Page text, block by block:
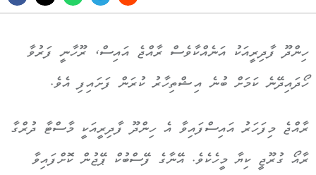
ހިންދޫ ފާދިރީއަކު އަނެއްކާވެސް ރާއްޖެ އައިސް، ރޫހާނީ ފަރުވާ
ހޯދައިދޭނެ ކަމަށް ބުނެ އިޝްތިހާރު ކުރަން ފަށައިފި އެވެ.
ރާއްޖެ މިފަހަރު އައިސްފައިވާ އެ ހިންދޫ ފާދިރީއަކީ މާސްޓާ ދުރްގާ
ރާއޯ ގުރޫޖީ ކިޔާ މީހެކެވެ. އޭނާގެ ފޭސްބުކް ޕޭޖުން ކޮށްފައިވާ